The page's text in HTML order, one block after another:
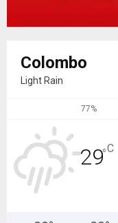
Colombo
Light Rain
77%
29°C